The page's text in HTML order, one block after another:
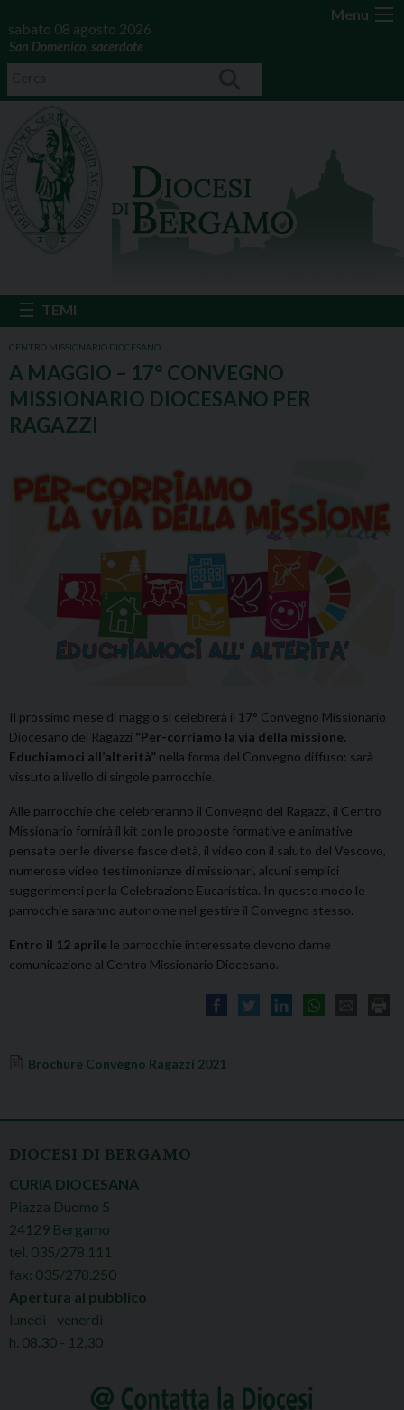
Menu
sabato 08 agosto 2026
San Domenico, sacerdote
CENTRO MISSIONARIO DIOCESANO
A MAGGIO – 17° CONVEGNO
MISSIONARIO DIOCESANO PER
RAGAZZI
Il prossimo mese di maggio si celebrerà il 17° Convegno Missionario
Diocesano dei Ragazzi “Per-corriamo la via della missione.
Educhiamoci all’alterità” nella forma del Convegno diffuso: sarà
vissuto a livello di singole parrocchie.
Alle parrocchie che celebreranno il Convegno del Ragazzi, il Centro
Missionario fornirà il kit con le proposte formative e animative
pensate per le diverse fasce d’età, il video con il saluto del Vescovo,
numerose video testimonianze di missionari, alcuni semplici
suggerimenti per la Celebrazione Eucaristica. In questo modo le
parrocchie saranno autonome nel gestire il Convegno stesso.
Entro il 12 aprile le parrocchie interessate devono darne
comunicazione al Centro Missionario Diocesano.
Brochure Convegno Ragazzi 2021
DIOCESI DI BERGAMO
CURIA DIOCESANA
Piazza Duomo 5
24129 Bergamo
tel. 035/278.111
fax: 035/278.250
Apertura al pubblico
lunedì - venerdì
h. 08.30 - 12.30